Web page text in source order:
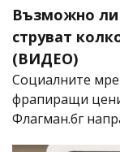
Възможно ли
струват
(ВИДЕО)
Социалните
фрапиращи
Флагман.бг